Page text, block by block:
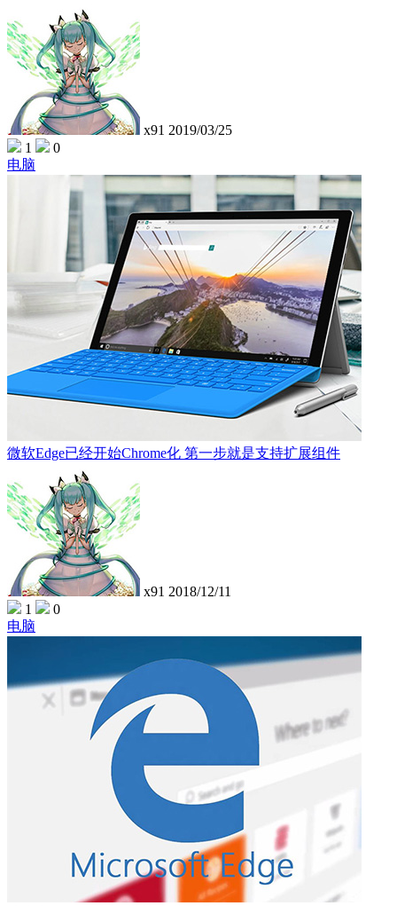
x91 2019/03/25
1
0
电脑
微软Edge已经开始Chrome化 第一步就是支持扩展组件
x91 2018/12/11
1
0
电脑